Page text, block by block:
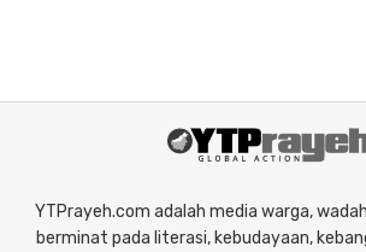
YTPrayeh.com adalah media warga,
berminat pada literasi, kebudayaan,